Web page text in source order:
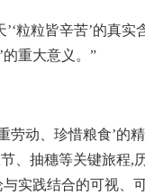
粒粒皆辛苦’的真实
的重大意义。”
劳动、珍惜粮食’的精
、抽穗等关键旅程,
实践结合的可视、